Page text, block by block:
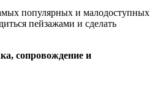
популярных и малодоступных
пейзажами и сделать
сопровождение и